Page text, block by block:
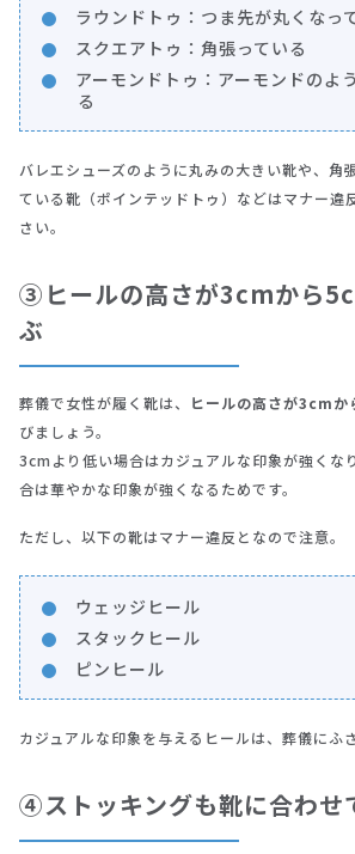
ラウンドトゥ：つま先が丸くなっ
スクエアトゥ：角張っている
アーモンドトゥ：アーモンドのよ
る
バレエシューズのように丸みの大きい靴や、角
ている靴（ポインテッドトゥ）などはマナー違
さい。
③ヒールの高さが3cmから
ぶ
葬儀で女性が履く靴は、 ヒールの高さが3cm
びましょう。
3cmより低い場合はカジュアルな印象が強くな
合は華やかな印象が強くなるためです。
ただし、以下の靴はマナー違反となので注意。
ウェッジヒール
スタックヒール
ピンヒール
カジュアルな印象を与えるヒールは、葬儀にふ
④ストッキングも靴に合わせ